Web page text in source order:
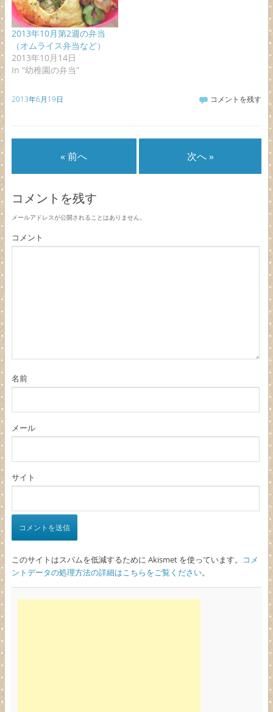
2013年10月第2週の弁当
（オムライス弁当など）
2013年10月14日
In “幼稚園の弁当”
2013年6月19日 コメントを残す
« 前へ 次へ »
コメントを残す
メールアドレスが公開されることはありません。
コメント
名前
メール
サイト
このサイトはスパムを低減するために Akismet を使っています。
コメ
ントデータの処理方法の詳細はこちらをご覧ください。